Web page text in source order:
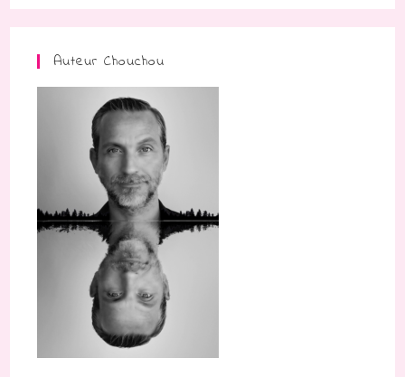
Auteur Chouchou